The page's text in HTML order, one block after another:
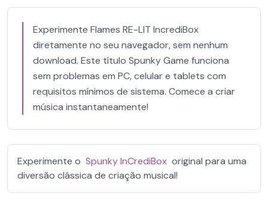
Experimente Flames RE-LIT IncrediBox
diretamente no seu navegador, sem nenhum
download. Este título Spunky Game funciona
sem problemas em PC, celular e tablets com
requisitos mínimos de sistema. Comece a criar
música instantaneamente!
Experimente o Spunky InCrediBox original para uma
diversão clássica de criação musical!